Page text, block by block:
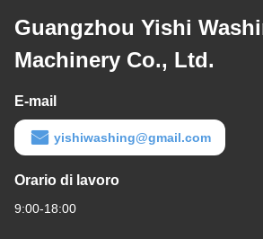
Guangzhou Yishi
Machinery Co., Ltd.
E-mail
yishiwashing@gmail.com
Orario di lavoro
9:00-18:00